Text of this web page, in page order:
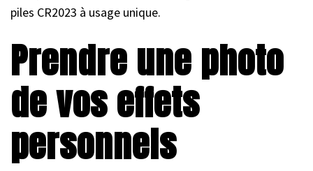
piles CR2023 à usage unique.
Prendre une photo
de vos effets
personnels